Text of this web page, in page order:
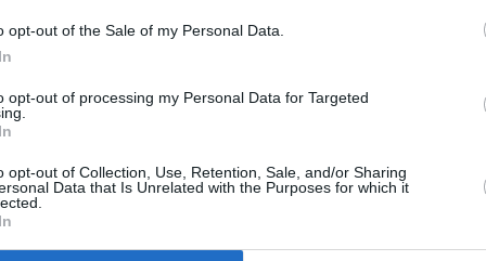
opt-out of the Sale of my Personal Data.
opt-out of processing my Personal Data for Targeted
opt-out of Collection, Use, Retention, Sale, and/or Sharing
Data that Is Unrelated with the Purposes for which it
των